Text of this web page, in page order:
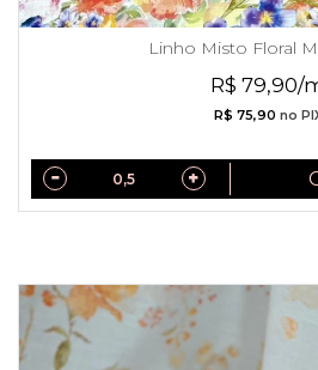
Linho Misto Floral
R$ 79,90/
R$ 75,90 no